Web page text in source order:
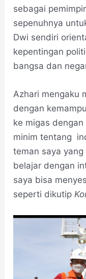
sebagai
sepenuhnya
Dwi sendiri
kepentingan
bangsa dan
Azhari mengaku
dengan
ke migas
minim tentang
teman saya
belajar dengan
saya bisa
seperti dikutip